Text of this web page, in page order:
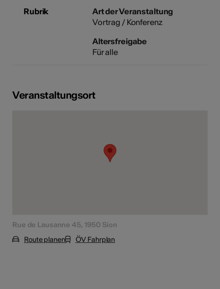
Rubrik
Art der Veranstaltung
Vortrag / Konferenz
Altersfreigabe
Für alle
Veranstaltungsort
Rue de Lausanne 45, 1950 Sion
Route planen
ÖV Fahrplan